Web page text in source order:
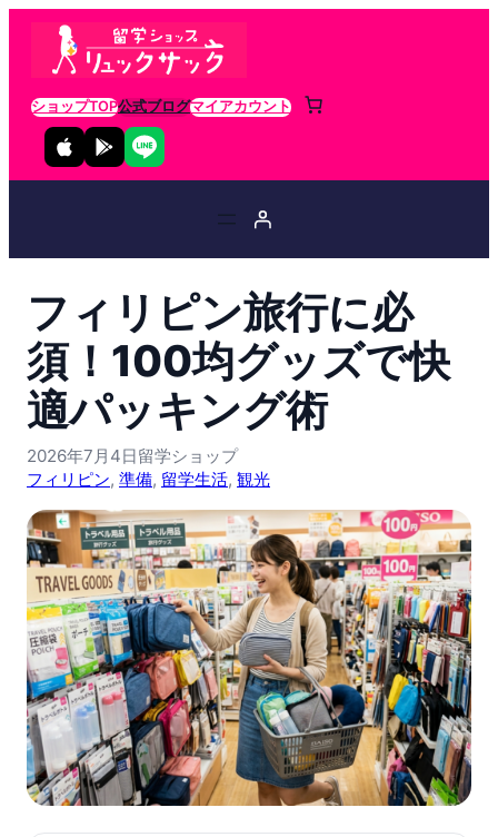
ショップTOP公式ブログマイアカウント
フィリピン旅行に必
須！100均グッズで快
適パッキング術
2026年7月4日留学ショップ
フィリピン, 準備, 留学生活, 観光